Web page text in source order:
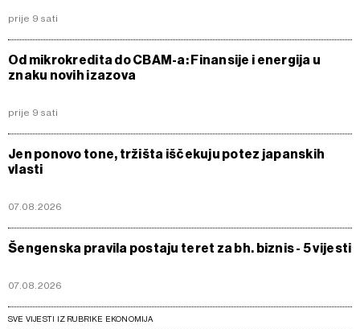
prije 9 sati
Od mikrokredita do CBAM-a: Finansije i energija u
znaku novih izazova
prije 9 sati
Jen ponovo tone, tržišta iščekuju potez japanskih
vlasti
07.08.2026
Šengenska pravila postaju teret za bh. biznis - 5 vijesti
07.08.2026
SVE VIJESTI IZ RUBRIKE EKONOMIJA